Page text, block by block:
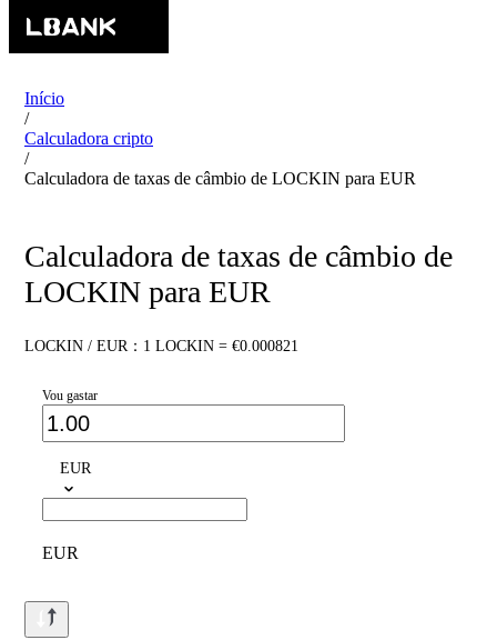
Início
/
Calculadora cripto
/
Calculadora de taxas de câmbio de LOCKIN para EUR
Calculadora de taxas de câmbio de
LOCKIN para EUR
LOCKIN / EUR：1 LOCKIN = €0.000821
Vou gastar
EUR
EUR